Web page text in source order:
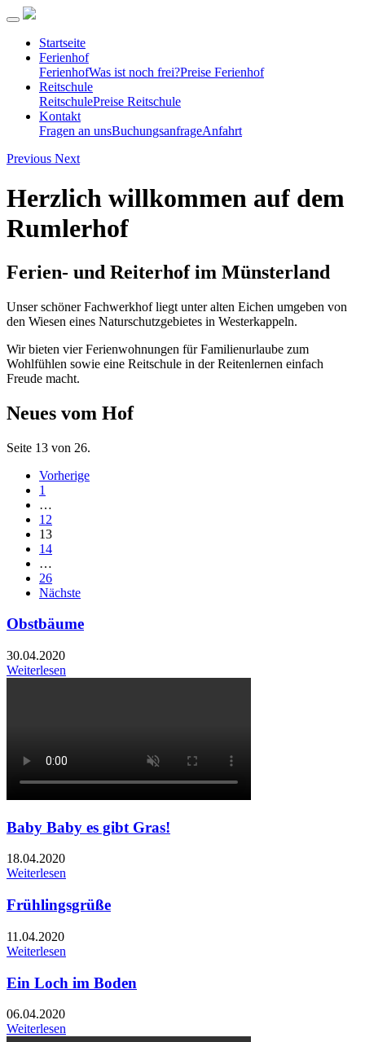
Startseite
Ferienhof
FerienhofWas ist noch frei?Preise Ferienhof
Reitschule
ReitschulePreise Reitschule
Kontakt
Fragen an unsBuchungsanfrageAnfahrt
Previous Next
Herzlich willkommen auf dem
Rumlerhof
Ferien- und Reiterhof im Münsterland
Unser schöner Fachwerkhof liegt unter alten Eichen umgeben von
den Wiesen eines Naturschutzgebietes in Westerkappeln.
Wir bieten vier Ferienwohnungen für Familienurlaube zum
Wohlfühlen sowie eine Reitschule in der Reitenlernen einfach
Freude macht.
Neues vom Hof
Seite 13 von 26.
Vorherige
1
…
12
13
14
…
26
Nächste
Obstbäume
30.04.2020
Weiterlesen
Baby Baby es gibt Gras!
18.04.2020
Weiterlesen
Frühlingsgrüße
11.04.2020
Weiterlesen
Ein Loch im Boden
06.04.2020
Weiterlesen